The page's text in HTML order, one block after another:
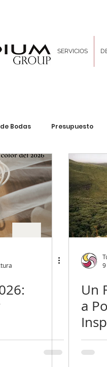
SERVICIOS
Bodas Presupuesto
Decoración & Diseño
Planning Corporativo
Un
a
en